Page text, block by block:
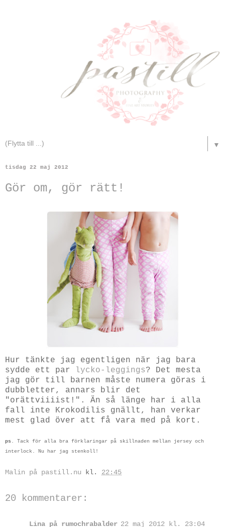
▼
tisdag 22 maj 2012
Gör om, gör rätt!
Hur tänkte jag egentligen när jag bara
sydde ett par
lycko-leggings? Det mesta
jag gör till barnen måste numera göras i
dubbletter, annars blir det
"orättviiiist!". Än så länge har i alla
fall inte Krokodilis gnällt, han verkar
mest glad över att få vara med på kort.
ps. Tack för alla bra förklaringar på skillnaden mellan jersey och
interlock. Nu har jag stenkoll!
Malin på pastill.nu kl. 22:45
20 kommentarer:
Lina på rumochrabalder 22 maj 2012 kl. 23:04